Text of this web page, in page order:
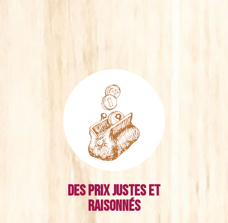
Des prix justes et
raisonnés